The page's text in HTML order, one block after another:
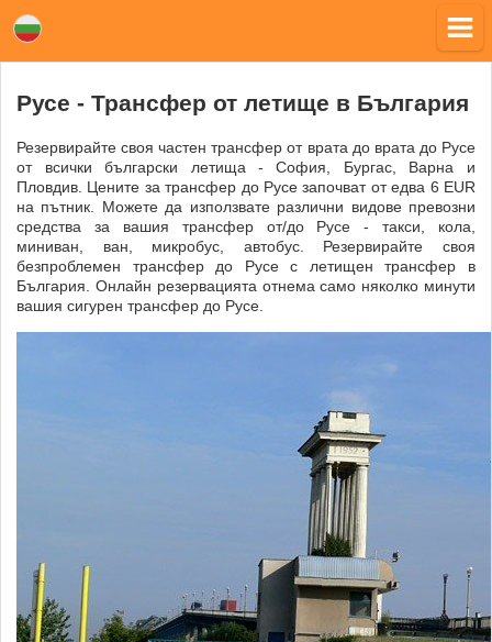
Русе - Трансфер от летище в България
Резервирайте своя частен трансфер от врата до врата до Русе
от всички български летища - София, Бургас, Варна и
Пловдив. Цените за трансфер до Русе започват от едва 6 EUR
на пътник. Можете да използвате различни видове превозни
средства за вашия трансфер от/до Русе - такси, кола,
миниван, ван, микробус, автобус. Резервирайте своя
безпроблемен трансфер до Русе с летищен трансфер в
България. Онлайн резервацията отнема само няколко минути
вашия сигурен трансфер до Русе.